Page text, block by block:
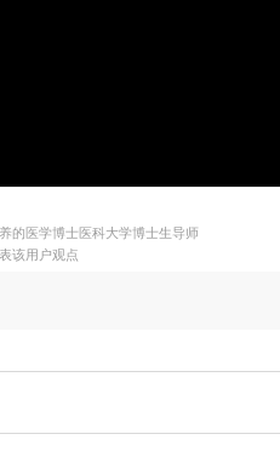
的医学博士医科大学博士生导师
该用户观点